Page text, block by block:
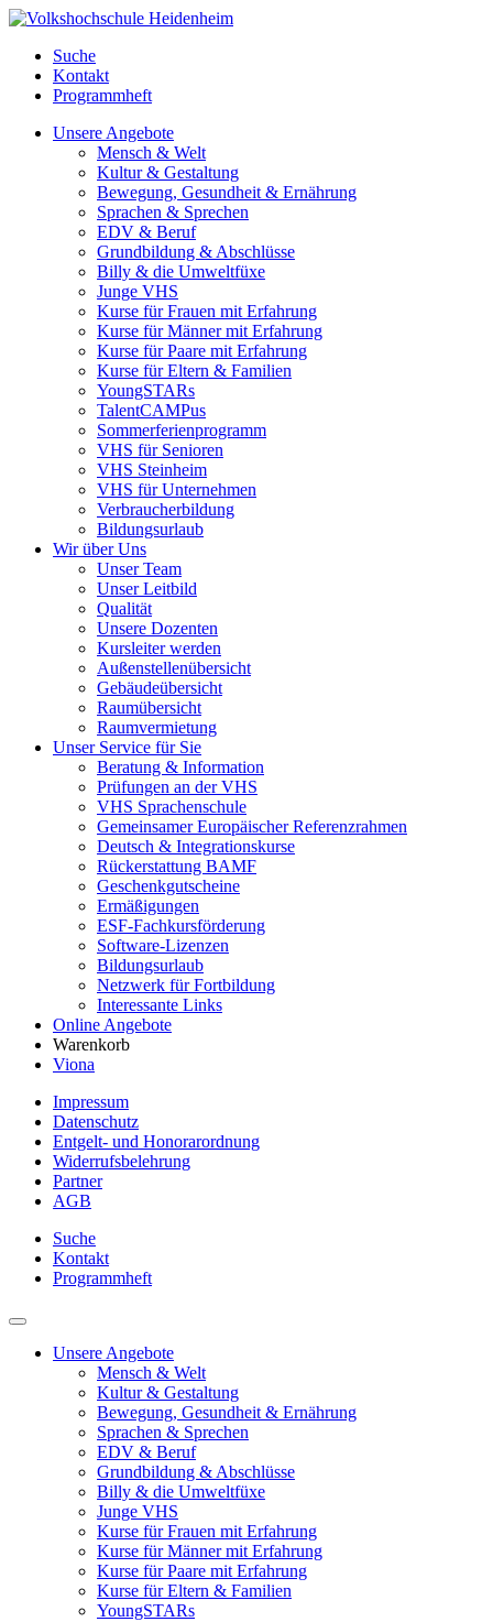
Suche
Kontakt
Programmheft
Unsere Angebote
Mensch & Welt
Kultur & Gestaltung
Bewegung, Gesundheit & Ernährung
Sprachen & Sprechen
EDV & Beruf
Grundbildung & Abschlüsse
Billy & die Umweltfüxe
Junge VHS
Kurse für Frauen mit Erfahrung
Kurse für Männer mit Erfahrung
Kurse für Paare mit Erfahrung
Kurse für Eltern & Familien
YoungSTARs
TalentCAMPus
Sommerferienprogramm
VHS für Senioren
VHS Steinheim
VHS für Unternehmen
Verbraucherbildung
Bildungsurlaub
Wir über Uns
Unser Team
Unser Leitbild
Qualität
Unsere Dozenten
Kursleiter werden
Außenstellenübersicht
Gebäudeübersicht
Raumübersicht
Raumvermietung
Unser Service für Sie
Beratung & Information
Prüfungen an der VHS
VHS Sprachenschule
Gemeinsamer Europäischer Referenzrahmen
Deutsch & Integrationskurse
Rückerstattung BAMF
Geschenkgutscheine
Ermäßigungen
ESF-Fachkursförderung
Software-Lizenzen
Bildungsurlaub
Netzwerk für Fortbildung
Interessante Links
Online Angebote
Warenkorb
Viona
Impressum
Datenschutz
Entgelt- und Honorarordnung
Widerrufsbelehrung
Partner
AGB
Suche
Kontakt
Programmheft
Unsere Angebote
Mensch & Welt
Kultur & Gestaltung
Bewegung, Gesundheit & Ernährung
Sprachen & Sprechen
EDV & Beruf
Grundbildung & Abschlüsse
Billy & die Umweltfüxe
Junge VHS
Kurse für Frauen mit Erfahrung
Kurse für Männer mit Erfahrung
Kurse für Paare mit Erfahrung
Kurse für Eltern & Familien
YoungSTARs